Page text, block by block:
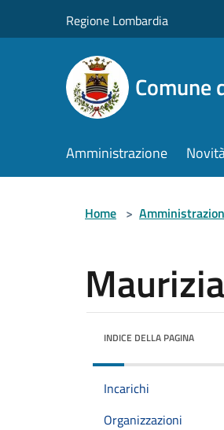
Regione Lombardia
Comune
Amministrazione
Home >
INDICE DELLA PAGINA
Incarichi
Organizzazioni